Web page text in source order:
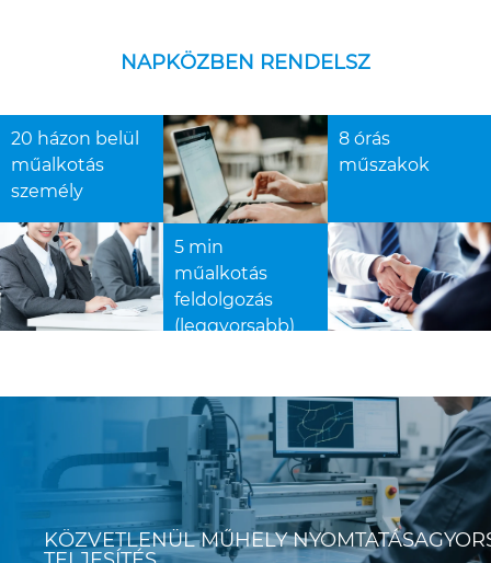
NAPKÖZBEN RENDELSZ
20 házon belül
műalkotás
személy
5 min
műalkotás
feldolgozás
(leggyorsabb)
8 órás
műszakok
KÖZVETLENÜL MŰHELY NYOMTATÁSA